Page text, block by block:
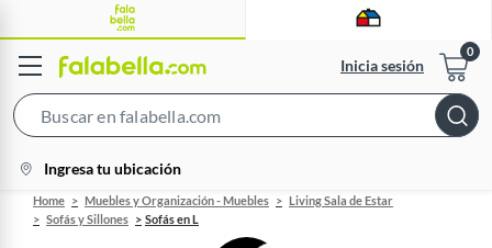
Inicia sesión
Bar
location-
icon
Ingresa tu ubicación
Home Muebles y Organización - Muebles
Living Sala de Estar
Sofás y Sillones
Sofás en L